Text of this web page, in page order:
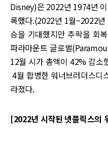
Disney)은 2022년 1974년
록했다.(2022년 1월~2022년
승을 기대했지만 추락을 회
파라마운트 글로벌
12월 시가 총액이 42% 감소
4월 합병한 워너브러더스디
라졌다.
[2022년 시작된 넷플릭스의